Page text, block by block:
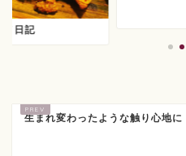
メ日記
生まれ変わったような触り心地に